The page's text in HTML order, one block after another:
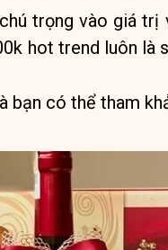
trọng vào giá
hot trend luôn là
bạn có thể tham